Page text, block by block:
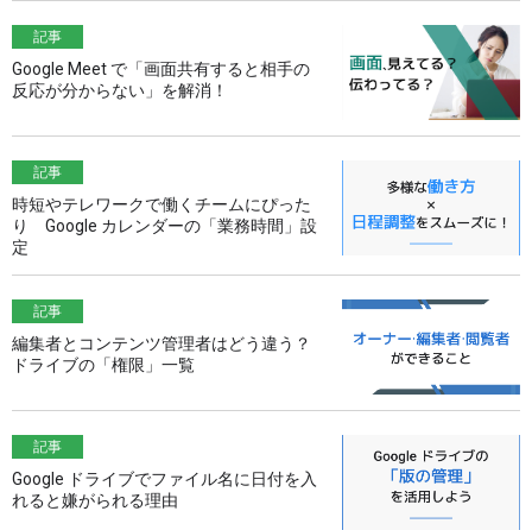
記事
Google Meet で「画面共有すると相手の
反応が分からない」を解消！
記事
時短やテレワークで働くチームにぴった
り Google カレンダーの「業務時間」設
定
記事
編集者とコンテンツ管理者はどう違う？
ドライブの「権限」一覧
記事
Google ドライブでファイル名に日付を入
れると嫌がられる理由